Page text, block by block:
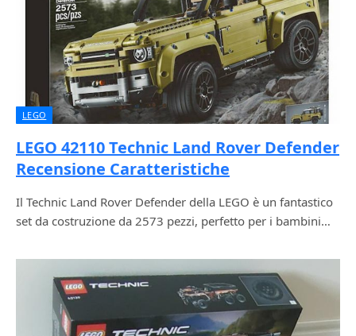
LEGO
LEGO 42110 Technic Land Rover Defender
Recensione Caratteristiche
Il Technic Land Rover Defender della LEGO è un fantastico
set da costruzione da 2573 pezzi, perfetto per i bambini…